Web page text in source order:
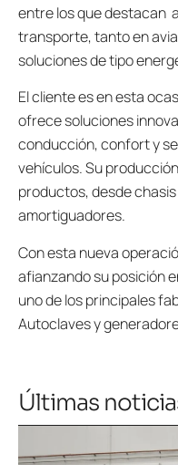
entre los que destacan
transporte, tanto en
soluciones de tipo
El cliente es en esta
ofrece soluciones
conducción, confort y
vehículos. Su
productos, desde
amortiguadores.
Con esta nueva
afianzando su posición
uno de los principales
Autoclaves y
Últimas